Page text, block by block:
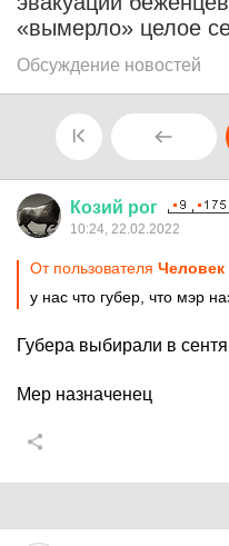
«вымерло» целое
Обсуждение новостей
Козий рог
10:24, 22.02.2022
От пользователя Чeловек
у нас что губер, что мэр
Губера выбирали в
Мер назначенец